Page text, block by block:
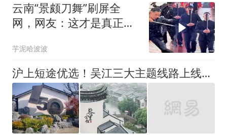
云南“景颇刀舞”刷屏全
网，网友：这才是真正的
芋泥哈波波
沪上短途优选！吴江三大主题线路上线，漫游解锁水乡慢时光